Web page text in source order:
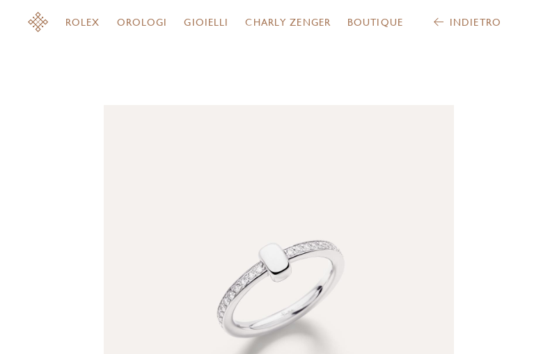
ROLEX OROLOGI GIOIELLI CHARLY ZENGER BOUTIQUE INDIETRO